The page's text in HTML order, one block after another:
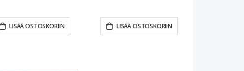
LISÄÄ OSTOSKORIIN LISÄÄ OSTOSKORIIN